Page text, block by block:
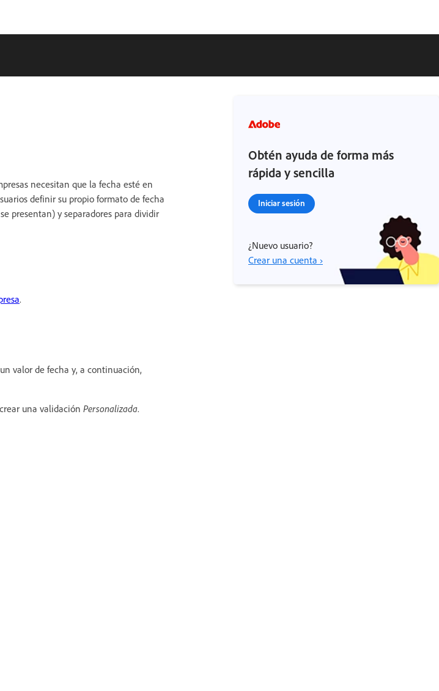
necesitan que la fecha esté en
definir su propio formato de fecha
presentan) y separadores para dividir
.
valor de fecha y, a continuación,
una validación Personalizada.
Obtén ayuda de forma más
rápida y sencilla
Iniciar sesión
¿Nuevo usuario?
Crear una cuenta ›